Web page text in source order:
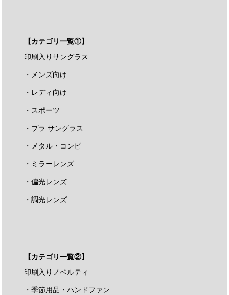
【カテゴリ一覧①】
印刷入りサングラス
・メンズ向け
・レディ向け
・スポーツ
・プラ サングラス
・メタル・コンビ
・ミラーレンズ
・偏光レンズ
・調光レンズ
【カテゴリ一覧②】
印刷入りノベルティ
・季節用品・ハンドファン